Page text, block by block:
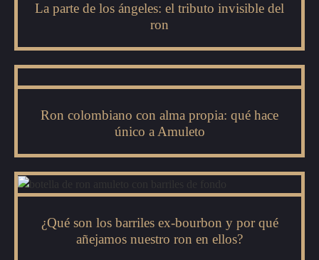
La parte de los ángeles: el tributo invisible del
ron
Ron colombiano con alma propia: qué hace
único a Amuleto
¿Qué son los barriles ex-bourbon y por qué
añejamos nuestro ron en ellos?